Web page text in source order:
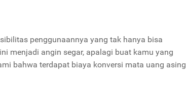
penggunaannya yang tak hanya bisa
menjadi angin segar, apalagi buat kamu yang
bahwa terdapat biaya konversi mata uang asing